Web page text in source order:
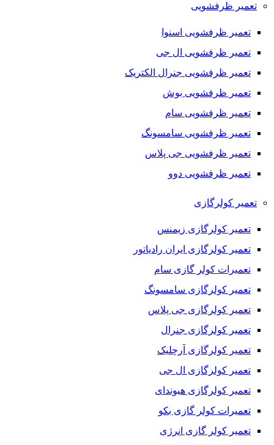
تعمیر ظرفشویی
تعمیر ظرفشویی اسنوا
تعمیر ظرفشویی ال جی
تعمیر ظرفشویی جنرال الکتریک
تعمیر ظرفشویی بوش
تعمیر ظرفشویی سام
تعمیر ظرفشویی سامسونگ
تعمیر ظرفشویی جی پلاس
تعمیر ظرفشویی دوو
تعمیر کولرگازی
تعمیر کولرگازی زیمنس
تعمیر کولرگازی ایران رادیاتور
تعمیرات کولر گازی سام
تعمیر کولرگازی سامسونگ
تعمیر کولرگازی جی پلاس
تعمیر کولرگازی جنرال
تعمیر کولرگازی آرچلیک
تعمیر کولرگازی ال جی
تعمیر کولرگازی هیوندای
تعمیرات کولر گازی بکو
تعمیر کولر گازی انرژی